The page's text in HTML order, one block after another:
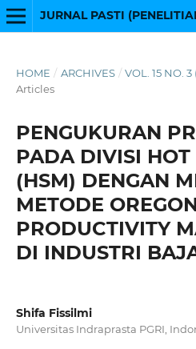
HOME / ARCHIVES / VOL. 15 NO. 3
Articles
PENGUKURAN
PADA DIVISI
(HSM) DENGAN
METODE
PRODUCTIVITY
DI INDUSTRI
Shifa Fissilmi
Universitas Indraprasta PGRI,